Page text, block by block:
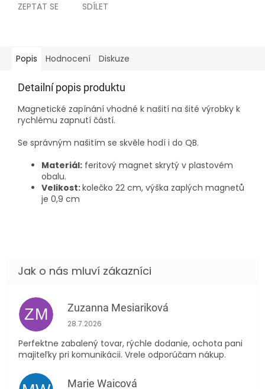
ZEPTAT SE SDÍLET
Popis Hodnocení Diskuze
Detailní popis produktu
Magnetické zapínání vhodné k našití na šité výrobky k
rychlému zapnutí částí.
Se správným našitím se skvěle hodí i do QB.
Materiál: feritový magnet skrytý v plastovém
obalu.
Velikost:kolečko 22 cm, výška zaplých magnetů
je 0,9 cm
ZM Zuzanna Mesiariková
Hodnocení obchodu je 5 z 5 hvězdiček.
28.7.2026
Perfektne zabalený tovar, rýchle dodanie, ochota pani
majiteľky pri komunikácii. Vrele odporúčam nákup.
Marie Waicová